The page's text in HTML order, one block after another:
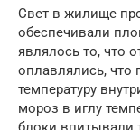
Свет в жилище
обеспечивали
являлось то, что
оплавлялись,
температуру
мороз в иглу